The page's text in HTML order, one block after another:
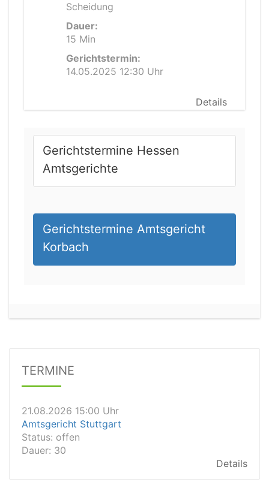
Scheidung
Dauer:
15 Min
Gerichtstermin:
14.05.2025 12:30 Uhr
Details
Gerichtstermine Hessen
Amtsgerichte
Gerichtstermine Amtsgericht
Korbach
TERMINE
Amtsgericht Unna
21.08.2026 15:00 Uhr
Amtsgericht Stuttgart
Dauer: 30
21.08.2026 14:30 Uhr
Amtsgericht Ulm